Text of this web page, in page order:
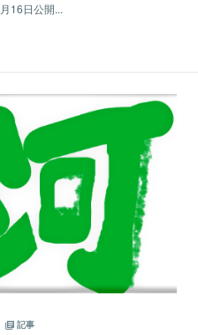
16日公開...
記事